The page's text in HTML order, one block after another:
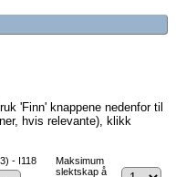
'Finn' knappene nedenfor til
hvis relevante), klikk
- I118
Maksimum
slektskap å